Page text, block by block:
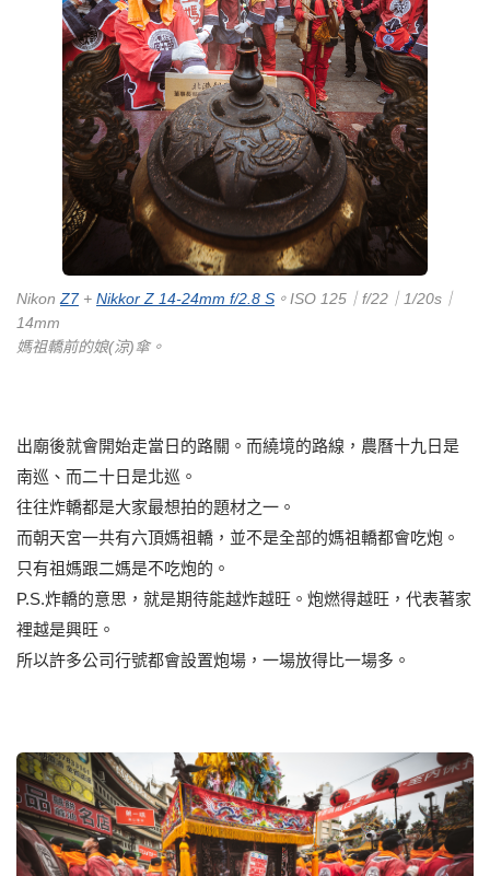
Nikon Z7+ Nikkor Z 14-24mm f/2.8 S 。ISO 125｜f/22｜1/20s｜
14mm
媽祖轎前的娘(涼)傘。
出廟後就會開始走當日的路關。而繞境的路線，農曆十九日是
南巡、而二十日是北巡。
往往炸轎都是大家最想拍的題材之一。
而朝天宮一共有六頂媽祖轎，並不是全部的媽祖轎都會吃炮。
只有祖媽跟二媽是不吃炮的。
P.S.炸轎的意思，就是期待能越炸越旺。炮燃得越旺，代表著家
裡越是興旺。
所以許多公司行號都會設置炮場，一場放得比一場多。